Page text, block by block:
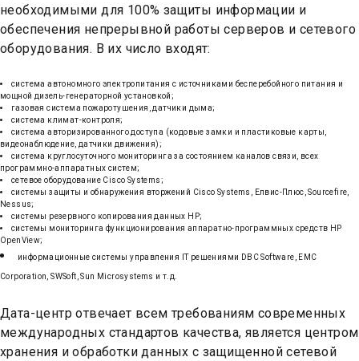
необходимыми для 100% защиты информации и
обеспечения непрерывной работы серверов и сетевого
оборудования. В их число входят:
система автономного электропитания с источниками бесперебойного питания и
мощной дизель-генераторной установкой;
газовая система пожаротушения, датчики дыма;
система климат-контроля;
система авторизированного доступа (кодовые замки и пластиковые карты,
видеонаблюдение, датчики движения);
система круглосуточного мониторинга за состоянием каналов связи, всех
программно-аппаратных систем;
сетевое оборудование Cisco Systems;
системы защиты и обнаружения вторжений Cisco Systems, Елвис-Плюс, Sourcefire,
Nessus;
системы резервного копирования данных HP;
системы мониторинга функционирования аппаратно-программных средств HP
OpenView;
информационные системы управления IT решениями DBC Software, EMC
Corporation, SWSoft, Sun Microsystems и т.д.
Дата-центр отвечает всем требованиям современных
международных стандартов качества, является центром
хранения и обработки данных с защищенной сетевой